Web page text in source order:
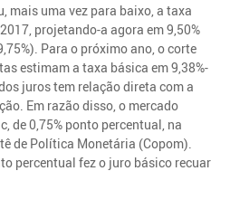
mais uma vez para baixo, a taxa
projetando-a agora em 9,50%
Para o próximo ano, o corte
estimam a taxa básica em 9,38%-
juros tem relação direta com a
Em razão disso, o mercado
de 0,75% ponto percentual, na
de Política Monetária (Copom).
percentual fez o juro básico recuar